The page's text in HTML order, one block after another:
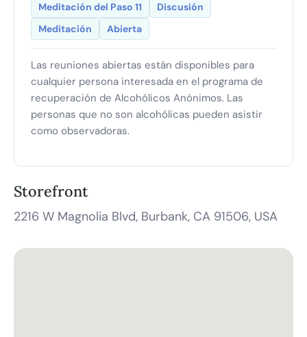
Meditación del Paso 11
Discusión
Meditación
Abierta
Las reuniones abiertas están disponibles para
cualquier persona interesada en el programa de
recuperación de Alcohólicos Anónimos. Las
personas que no son alcohólicas pueden asistir
como observadoras.
Storefront
2216 W Magnolia Blvd, Burbank, CA 91506, USA